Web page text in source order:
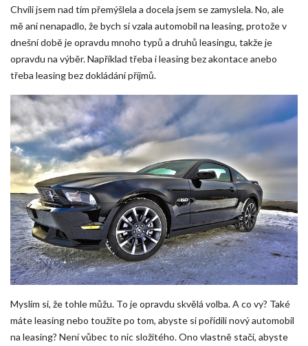
Chvíli jsem nad tím přemýšlela a docela jsem se zamyslela. No, ale
mě ani nenapadlo, že bych si vzala automobil na leasing, protože v
dnešní době je opravdu mnoho typů a druhů leasingu, takže je
opravdu na výběr. Například třeba i leasing bez akontace anebo
třeba leasing bez dokládání příjmů.
Myslím si, že tohle můžu. To je opravdu skvělá volba. A co vy? Také
máte leasing nebo toužíte po tom, abyste si pořídili nový automobil
na leasing? Není vůbec to nic složitého. Ono vlastně stačí, abyste